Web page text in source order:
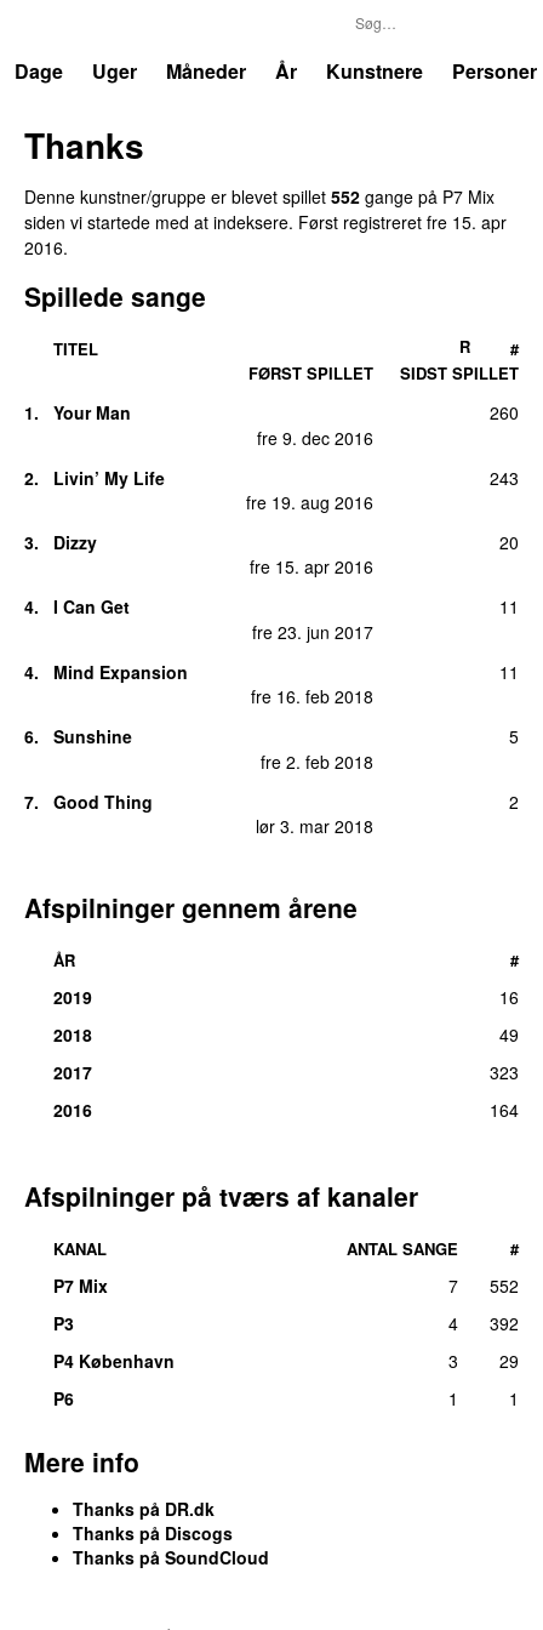
Dage
Uger Måneder År Kunstnere Personer
Thanks
Denne kunstner/gruppe er blevet spillet 552 gange på P7 Mix
siden vi startede med at indeksere. Først registreret fre 15. apr
2016.
Spillede sange
TITEL
FØRST SPILLET
SIDST SPILLET
R #
1.
Your Man
fre 9. dec 2016
260
2.
Livin’ My Life
fre 19. aug 2016
243
3.
Dizzy
fre 15. apr 2016
20
4.
I Can Get
fre 23. jun 2017
11
4.
Mind Expansion
fre 16. feb 2018
11
6.
Sunshine
fre 2. feb 2018
5
7.
Good Thing
lør 3. mar 2018
2
Afspilninger gennem årene
ÅR #
2019
16
2018
49
2017
323
2016
164
Afspilninger på tværs af kanaler
KANAL ANTAL SANGE #
P7 Mix 7
552
P3
4
392
P4 København
3
29
P6
1 1
Mere info
Thanks på DR.dk
Thanks på Discogs
Thanks på SoundCloud